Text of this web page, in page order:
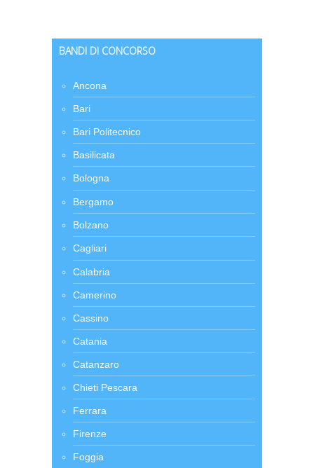
BANDI DI CONCORSO
Ancona
Bari
Bari Politecnico
Basilicata
Bologna
Bergamo
Bolzano
Cagliari
Calabria
Camerino
Cassino
Catania
Catanzaro
Chieti Pescara
Ferrara
Firenze
Foggia